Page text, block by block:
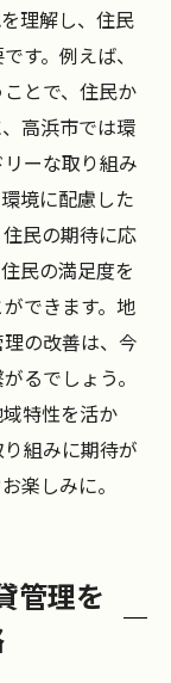
理解し、住民
す。例えば、
とで、住民か
高浜市では環
ーな取り組み
境に配慮した
民の期待に応
民の満足度を
できます。地
の改善は、今
るでしょう。
特性を活か
組みに期待が
楽しみに。
管理を